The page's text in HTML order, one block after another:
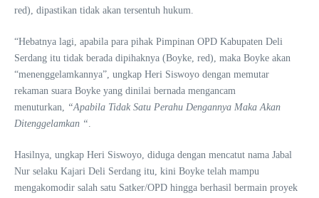
red), dipastikan tidak akan tersentuh hukum.
“Hebatnya lagi, apabila para pihak Pimpinan OPD Kabupaten Deli
Serdang itu tidak berada dipihaknya (Boyke, red), maka Boyke akan
“menenggelamkannya”, ungkap Heri Siswoyo dengan memutar
rekaman suara Boyke yang dinilai bernada mengancam
menuturkan, “Apabila Tidak Satu Perahu Dengannya Maka Akan
Ditenggelamkan “.
Hasilnya, ungkap Heri Siswoyo, diduga dengan mencatut nama Jabal
Nur selaku Kajari Deli Serdang itu, kini Boyke telah mampu
mengakomodir salah satu Satker/OPD hingga berhasil bermain proyek